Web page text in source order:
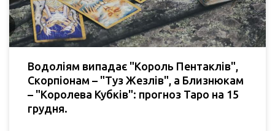
Водоліям випадає "Король Пентаклів",
Скорпіонам – "Туз Жезлів", а Близнюкам
– "Королева Кубків": прогноз Таро на 15
грудня.